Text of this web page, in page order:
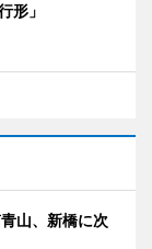
形」
山、新橋に次